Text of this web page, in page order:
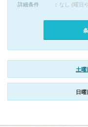
詳細条件
なし (曜日
土曜
日